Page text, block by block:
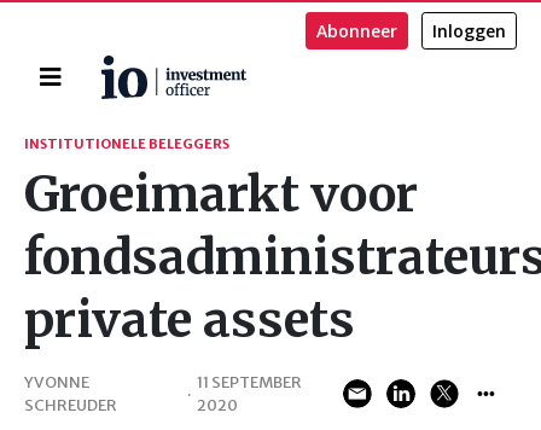
Home
Abonneer Inloggen
Zoeken
INSTITUTIONELE BELEGGERS
Groeimarkt voor
private assets
YVONNE
SCHREUDER
·
11 SEPTEMBER
2020